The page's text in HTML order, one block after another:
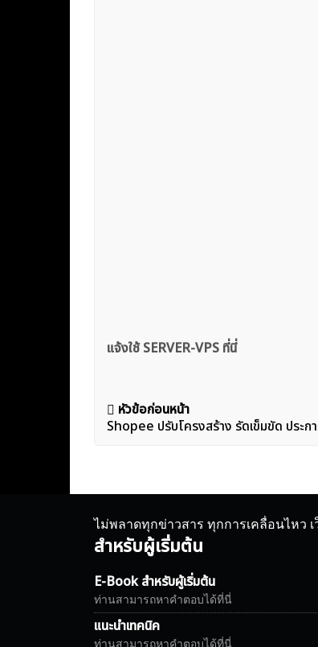
แจ้งใช้ SERVER-VPS ที่นี่
แนะแนว
เรื่อง
หัวข้อก่อนหน้า
Shopee ปรับโครงสร้าง รัดเข็มขัด ประ
ไม่พลาดทุกข่าวสาร ทุกการเคลื่อนไหว
สำหรับผู้เริ่มต้น
E-Book สำหรับผู้เริ่มต้น
ท่านสามารถหาคำตอบได้ที่นี่
แนะนำเทคนิค
ท่านสามารถหาคำตอบได้ที่นี่